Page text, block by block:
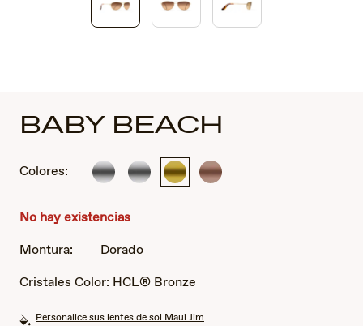
BABY BEACH
Colores: PlateadoPlateadoDoradoDorado
No hay existencias
Montura:
Dorado
Cristales Color: HCL® Bronze
Personalice sus lentes de sol Maui Jim